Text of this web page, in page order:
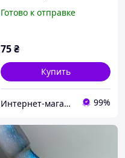
Лак для стемпинга "Неон"
Готово к отправке
75₴
Купить
Интернет-магазин CityManik Материалы для маникюра 99%